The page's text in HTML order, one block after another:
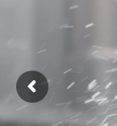
content